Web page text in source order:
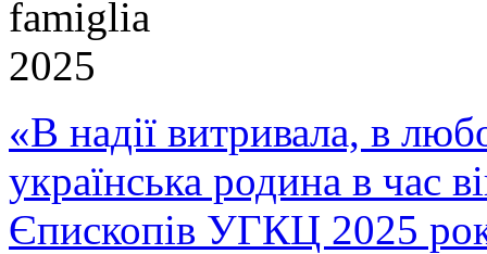
«В надії витривала, в
українська родина в час
Єпископів УГКЦ 2025